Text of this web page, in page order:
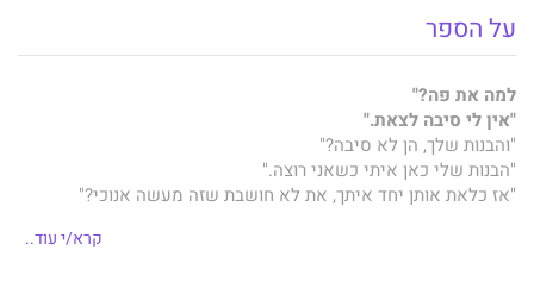
על הספר
למה את פה?"
"אין לי סיבה לצאת."
"והבנות שלך, הן לא סיבה?"
"הבנות שלי כאן איתי כשאני רוצה."
"אז כלאת אותן יחד איתך, את לא חושבת שזה מעשה אנוכי?"
קרא/י עוד..